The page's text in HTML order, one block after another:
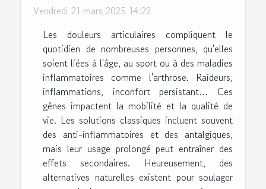
Vendredi 21 mars 2025 14:22
Les douleurs articulaires compliquent le
quotidien de nombreuses personnes, qu'elles
soient liées à l'âge, au sport ou à des maladies
inflammatoires comme l'arthrose. Raideurs,
inflammations, inconfort persistant… Ces
gênes impactent la mobilité et la qualité de
vie. Les solutions classiques incluent souvent
des anti-inflammatoires et des antalgiques,
mais leur usage prolongé peut entraîner des
effets secondaires. Heureusement, des
alternatives naturelles existent pour soulager